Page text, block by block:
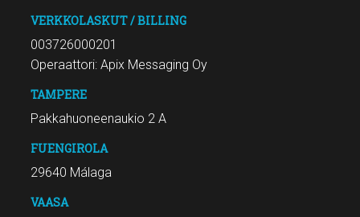
VERKKOLASKUT / BILLING
003726000201
Operaattori: Apix Messaging Oy
TAMPERE
Pakkahuoneenaukio 2 A
FUENGIROLA
29640 Málaga
VAASA